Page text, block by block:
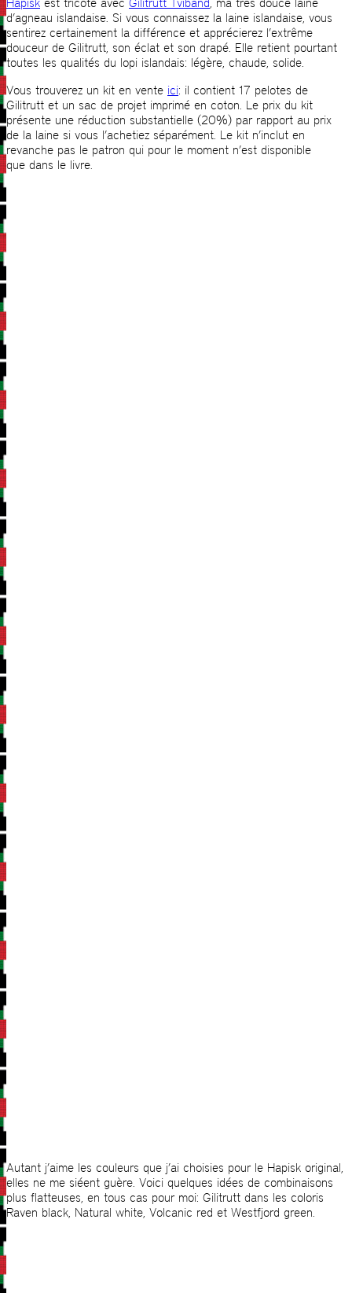
d’agneau islandaise. Si vous connaissez la laine islandaise, vous
sentirez certainement la différence et apprécierez l’extrême
douceur de Gilitrutt, son éclat et son drapé. Elle retient pourtant
toutes les qualités du lopi islandais: légère, chaude, solide.
Vous trouverez un kit en vente ici: il contient 17 pelotes de
Gilitrutt et un sac de projet imprimé en coton. Le prix du kit
présente une réduction substantielle (20%) par rapport au prix
de la laine si vous l’achetiez séparément. Le kit n’inclut en
revanche pas le patron qui pour le moment n’est disponible
que dans le livre.
Autant j’aime les couleurs que j’ai choisies pour le Hapisk original,
elles ne me siéent guère. Voici quelques idées de combinaisons
plus flatteuses, en tous cas pour moi: Gilitrutt dans les coloris
Raven black, Natural white, Volcanic red et Westfjord green.